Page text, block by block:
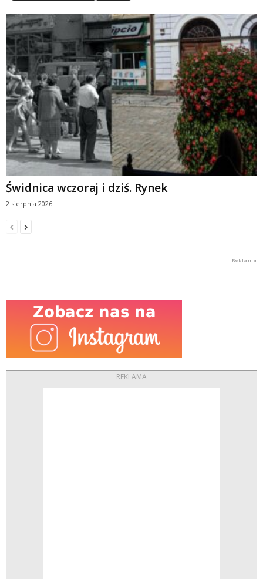
Świdnica wczoraj i dziś. Rynek
2 sierpnia 2026
REKLAMA